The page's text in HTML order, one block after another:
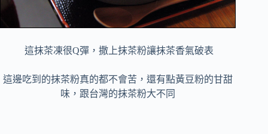
這抹茶凍很Q彈，撒上抹茶粉讓抹茶香氣破表
這邊吃到的抹茶粉真的都不會苦，還有點黃豆粉的甘甜
味，跟台灣的抹茶粉大不同